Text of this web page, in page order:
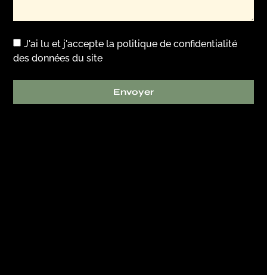
J'ai lu et j'accepte la politique de confidentialité
des données du site
Envoyer